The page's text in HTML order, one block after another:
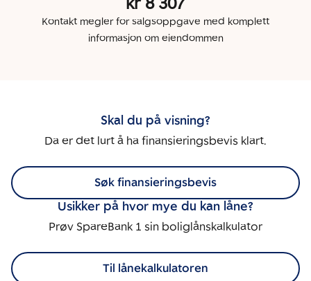
Kontakt megler for salgsoppgave med komplett
informasjon om eiendommen
Skal du på visning?
Da er det lurt å ha finansieringsbevis klart.
Søk finansieringsbevis
Usikker på hvor mye du kan låne?
Prøv SpareBank 1 sin boliglånskalkulator
Til lånekalkulatoren